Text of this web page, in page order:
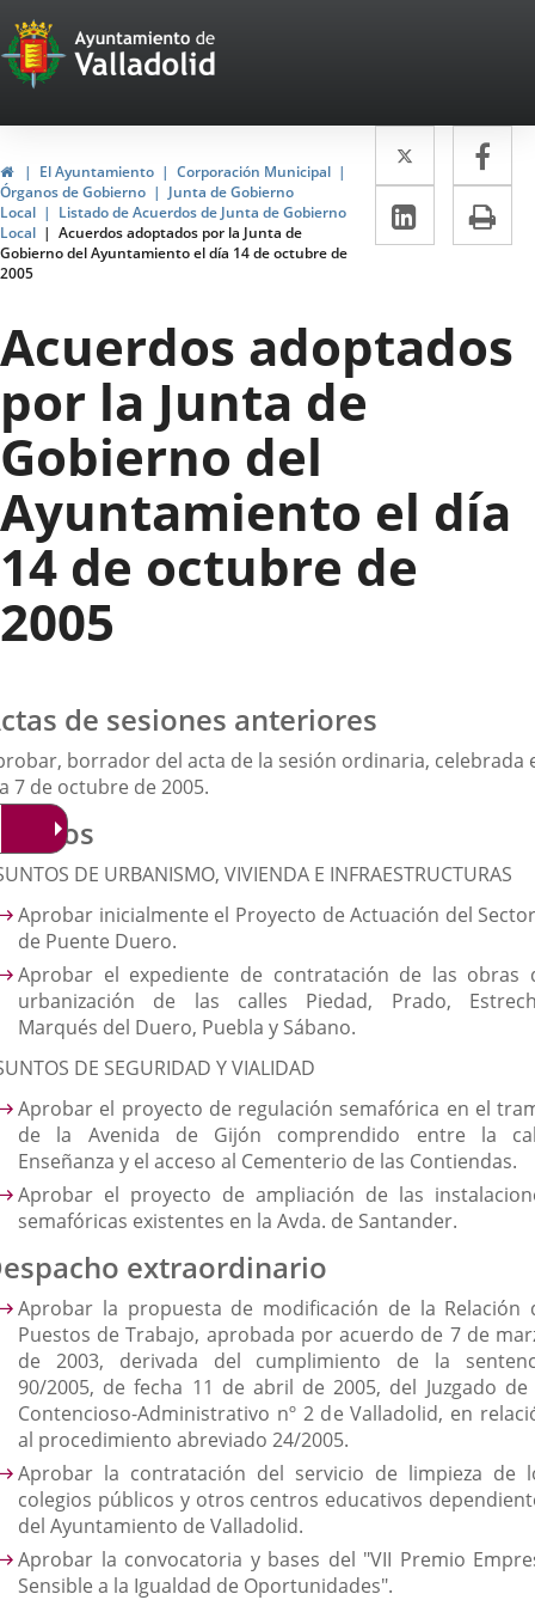
Portal
Web
del
Ayuntamiento
de
Valladolid
HomeEl Ayuntamiento
Corporación Municipal
Órganos de Gobierno
Junta de Gobierno
Local
Listado de Acuerdos de Junta de Gobierno
Local
Acuerdos adoptados por la Junta de
Gobierno del Ayuntamiento el día 14 de octubre de
2005
Twitter
Enlace
a
una
a
Linkedin
Enlace
a
externa.
Acuerdos adoptados
por la Junta de
Gobierno del
Ayuntamiento el día
14 de octubre de
2005
de sesiones anteriores
borrador del acta de la sesión ordinaria, celebrada
7 de octubre de 2005.
DE URBANISMO, VIVIENDA E INFRAESTRUCTURAS
Aprobar inicialmente el Proyecto de Actuación del
de Puente Duero.
Aprobar el expediente de contratación de las obras
urbanización de las calles Piedad, Prado,
Marqués del Duero, Puebla y Sábano.
DE SEGURIDAD Y VIALIDAD
Aprobar el proyecto de regulación semafórica en el
de la Avenida de Gijón comprendido entre la
Enseñanza y el acceso al Cementerio de las Contiendas.
Aprobar el proyecto de ampliación de las
semafóricas existentes en la Avda. de Santander.
extraordinario
Aprobar la propuesta de modificación de la Relación
Puestos de Trabajo, aprobada por acuerdo de 7 de
de 2003, derivada del cumplimiento de la
90/2005, de fecha 11 de abril de 2005, del Juzgado
Contencioso-Administrativo nº 2 de Valladolid, en
al procedimiento abreviado 24/2005.
Aprobar la contratación del servicio de limpieza de
colegios públicos y otros centros educativos
del Ayuntamiento de Valladolid.
Aprobar la convocatoria y bases del "VII Premio
Sensible a la Igualdad de Oportunidades".